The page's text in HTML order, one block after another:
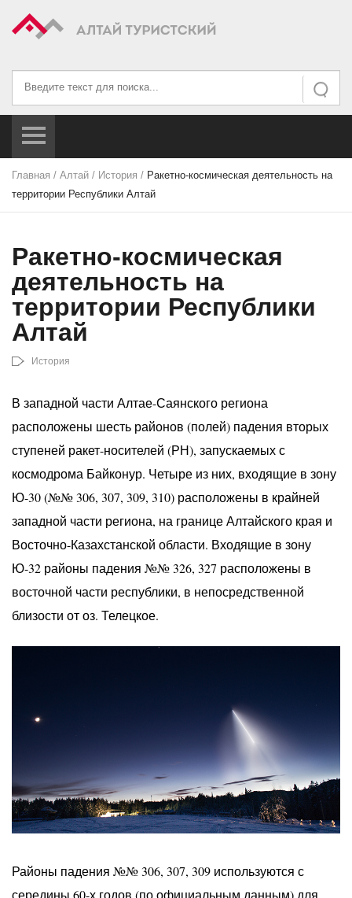
Искать
Искать...
Главная / Алтай / История / Ракетно-космическая деятельность на
территории Республики Алтай
Ракетно-космическая
деятельность на
территории Республики
Алтай
История
В западной части Алтае-Саянского региона
расположены шесть районов (полей) падения вторых
ступеней ракет-носителей (РН), запускаемых с
космодрома Байконур. Четыре из них, входящие в зону
Ю-30 (№№ 306, 307, 309, 310) расположены в крайней
западной части региона, на границе Алтайского края и
Восточно-Казахстанской области. Входящие в зону
Ю-32 районы падения №№ 326, 327 расположены в
восточной части республики, в непосредственной
близости от оз. Телецкое.
Районы падения №№ 306, 307, 309 используются с
середины 60-х годов (по официальным данным) для